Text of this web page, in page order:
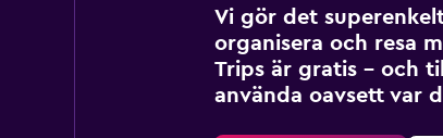
Vi gör det
organisera och resa
Trips är gratis – och
använda oavsett var